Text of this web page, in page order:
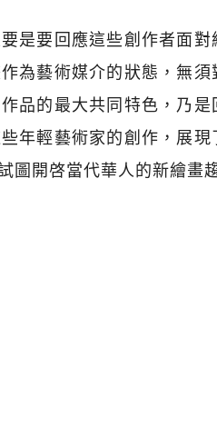
是要回應這些創作者面對
為藝術媒介的狀態，無須
品的最大共同特色，乃是
年輕藝術家的創作，展現
圖開啓當代華人的新繪畫